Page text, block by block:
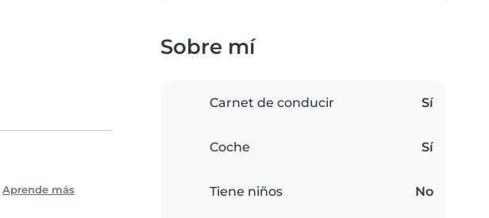
Aprende más
Sobre mí
Carnet de conducir Sí
Coche Sí
Tiene niños No